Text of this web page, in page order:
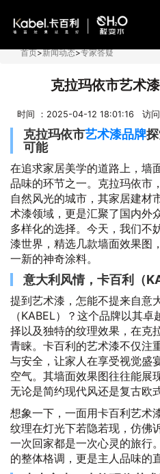
首页>新闻动态>专家答疑
克拉玛依市艺术
时间 ：2025-04-12 18:01:16 访问
克拉玛依市艺术漆品牌
可能
在追求家居美学的道路上，墙
品味的环节之一。克拉玛依市
自然风光的城市，其家居建材
术漆领域，更是汇聚了国内外
多样化的选择。今天，我们不
漆世界，精选几款墙面效果图
一新的神奇涂料。
意大利风情，卡百利（
提到艺术漆，怎能不提来自
（KABEL）？这个品牌以其
择以及独特的纹理效果，在克
青睐。卡百利的艺术漆不仅注
与安全，让家人在享受视觉盛
空气。其墙面效果图往往能展
无论是简约现代风还是复古欧
想象一下，一面用卡百利艺术
纹理在灯光下若隐若现，仿佛
一次回家都是一次心灵的旅行
的整体格调，更是主人品味的